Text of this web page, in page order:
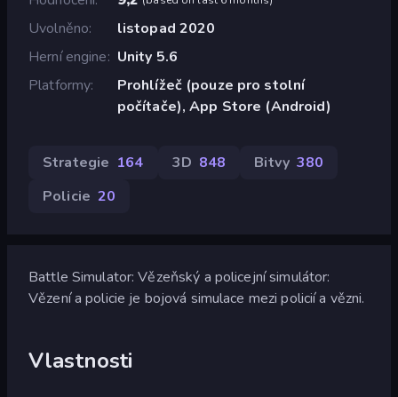
Uvolněno
listopad 2020
Herní engine
Unity 5.6
Platformy
Prohlížeč (pouze pro stolní
počítače), App Store (Android)
Strategie 164 3D 848 Bitvy 380
Policie 20
Battle Simulator: Vězeňský a policejní simulátor:
Vězení a policie je bojová simulace mezi policií a vězni.
Vlastnosti